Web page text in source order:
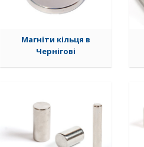
Магніти кільця в
Чернігові